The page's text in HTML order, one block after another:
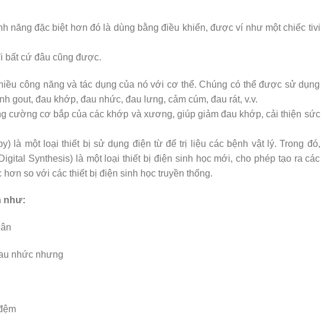
năng đặc biệt hơn đó là dùng bằng điều khiển, được ví như một chiếc tivi
bất cứ đâu cũng được.
công năng và tác dụng của nó với cơ thể. Chúng có thể được sử dụng
gout, đau khớp, đau nhức, đau lưng, cảm cúm, đau rát, v.v.
cường cơ bắp của các khớp và xương, giúp giảm đau khớp, cải thiện sức
là một loại thiết bị sử dụng điện từ để trị liệu các bệnh vật lý. Trong đó,
Synthesis) là một loại thiết bị điện sinh học mới, cho phép tạo ra các
so với các thiết bị điện sinh học truyền thống.
như:
nhức nhưng